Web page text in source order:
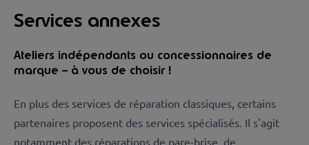
Services annexes
Ateliers indépendants ou concessionnaires de
marque – à vous de choisir !
En plus des services de réparation classiques, certains
partenaires proposent des services spécialisés. Il s'agit
notamment des réparations de pare-brise, de